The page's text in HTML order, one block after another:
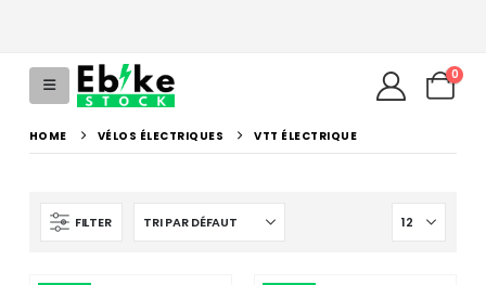
0
HOME VÉLOS ÉLECTRIQUES VTT ÉLECTRIQUE
FILTER